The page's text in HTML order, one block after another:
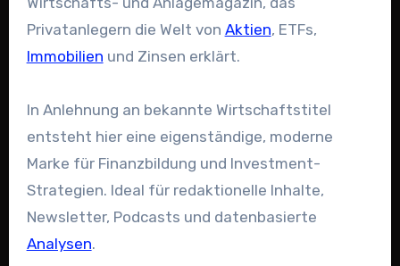
Privatanlegern die Welt von Aktien, ETFs,
Immobilien und Zinsen erklärt.
In Anlehnung an bekannte Wirtschaftstitel
entsteht hier eine eigenständige, moderne
Marke für Finanzbildung und Investment-
Strategien. Ideal für redaktionelle Inhalte,
Newsletter, Podcasts und datenbasierte
Analysen.